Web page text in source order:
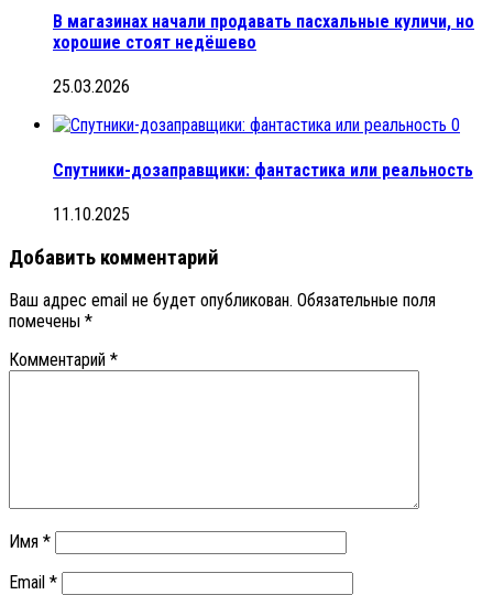
В магазинах начали продавать пасхальные куличи, но
хорошие стоят недёшево
25.03.2026
0
Спутники-дозаправщики: фантастика или реальность
11.10.2025
Добавить комментарий
Ваш адрес email не будет опубликован. Обязательные поля
помечены *
Комментарий *
Имя *
Email *